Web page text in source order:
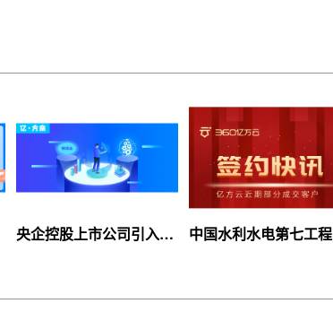
央企控股上市公司引入
中国水利水电第七工程